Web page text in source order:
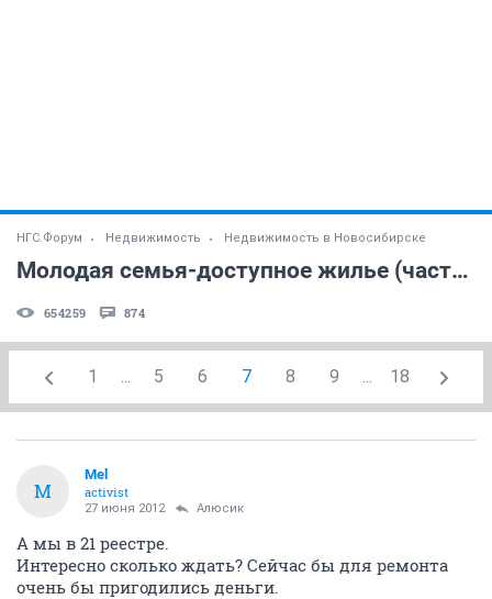
НГС.Форум Недвижимость Недвижимость в Новосибирске
Молодая семья-доступное жилье (часть 4)
654259 874
1 ... 5 6 7 8 9 ... 18
M
Mel
activist
27 июня 2012 Алюсик
А мы в 21 реестре.
Интересно сколько ждать? Сейчас бы для ремонта
очень бы пригодились деньги.